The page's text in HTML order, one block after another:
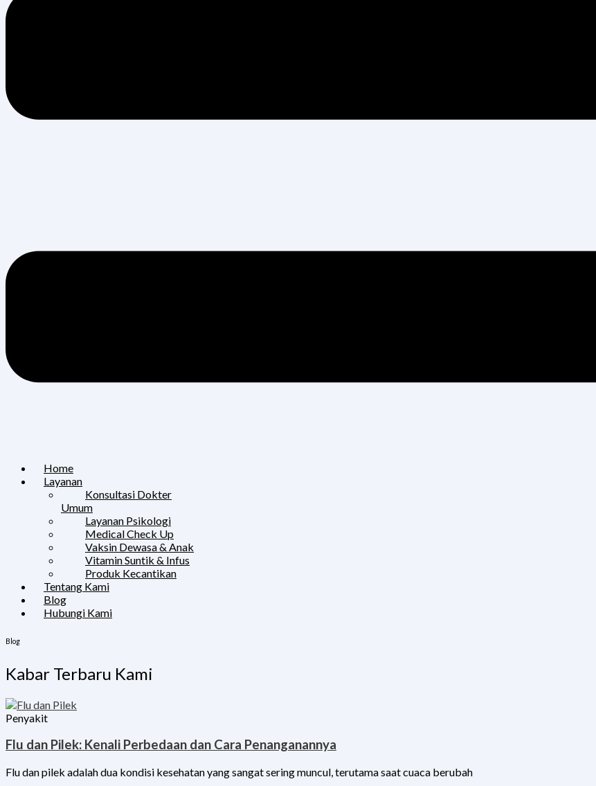
Home
Layanan
Konsultasi Dokter
Umum
Layanan Psikologi
Medical Check Up
Vaksin Dewasa & Anak
Vitamin Suntik & Infus
Produk Kecantikan
Tentang Kami
Blog
Hubungi Kami
Blog
Kabar Terbaru Kami
Penyakit
Flu dan Pilek: Kenali Perbedaan dan Cara Penanganannya
Flu dan pilek adalah dua kondisi kesehatan yang sangat sering muncul, terutama saat cuaca berubah